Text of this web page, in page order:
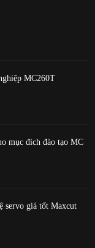
MC260T
mục đích đào tạo MC
servo giá tốt Maxcut